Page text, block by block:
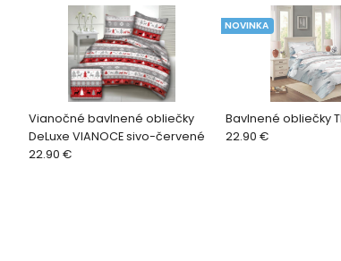
Vianočné bavlnené obliečky
DeLuxe VIANOCE sivo-červené
22.90 €
Bavlnené obliečky
NOVINKA
22.90 €